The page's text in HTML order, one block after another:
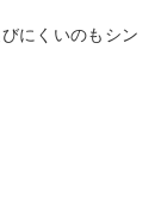
にくいのもシン